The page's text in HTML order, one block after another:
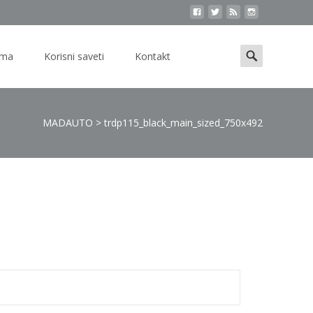
Korisni saveti Kontakt
Search
for:
MADAUTO > trdp115_black_main_sized_750x492